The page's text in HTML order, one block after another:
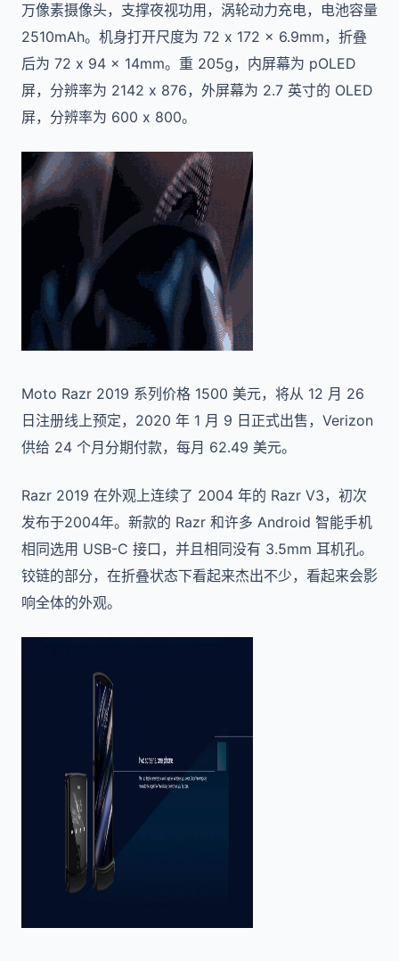
万像素摄像头，支撑夜视功用，涡轮动力充电，电池容量
2510mAh。机身打开尺度为 72 x 172 x 6.9mm，折叠
后为 72 x 94 x 14mm。重 205g，内屏幕为 pOLED
屏，分辨率为 2142 x 876，外屏幕为 2.7 英寸的 OLED
屏，分辨率为 600 x 800。
Moto Razr 2019 系列价格 1500 美元，将从 12 月 26
日注册线上预定，2020 年 1 月 9 日正式出售，Verizon
供给 24 个月分期付款，每月 62.49 美元。
Razr 2019 在外观上连续了 2004 年的 Razr V3，初次
发布于2004年。新款的 Razr 和许多 Android 智能手机
相同选用 USB-C 接口，并且相同没有 3.5mm 耳机孔。
铰链的部分，在折叠状态下看起来杰出不少，看起来会影
响全体的外观。